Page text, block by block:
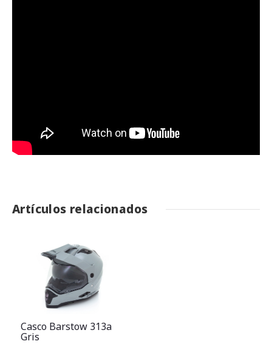
Artículos relacionados
Casco Barstow 313a
Gris